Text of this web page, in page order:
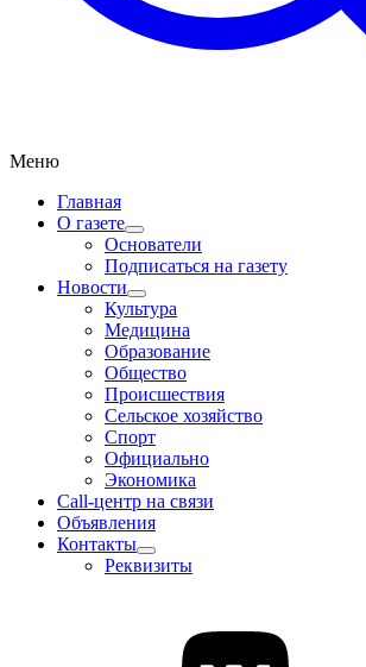
Меню
Главная
О газете
Основатели
Подписаться на газету
Новости
Культура
Медицина
Образование
Общество
Происшествия
Сельское хозяйство
Спорт
Официально
Экономика
Call-центр на связи
Объявления
Контакты
Реквизиты